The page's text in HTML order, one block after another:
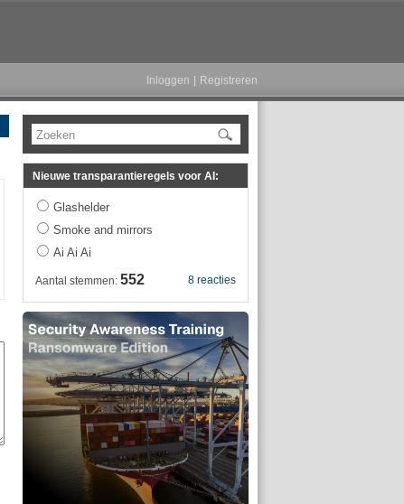
Inloggen Registreren
Zoeken
Nieuwe transparantieregels voor AI:
Glashelder
Smoke and mirrors
Ai Ai Ai
8 reacties
Aantal stemmen: 552